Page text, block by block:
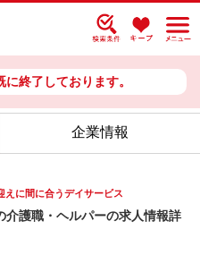
終了しております。
企業情報
に間に合うデイサービス
護職・ヘルパーの求人情報詳